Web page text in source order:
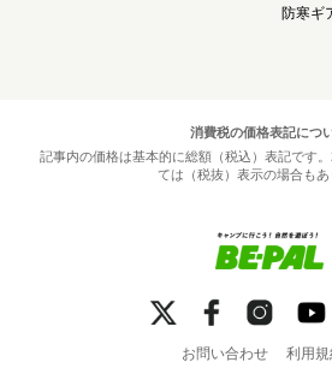
防寒ギ
消費税の価格表記につ
記事内の価格は基本的に総額（税込）表記です
ては（税抜）表示の場合もあ
お問い合わせ 利用規